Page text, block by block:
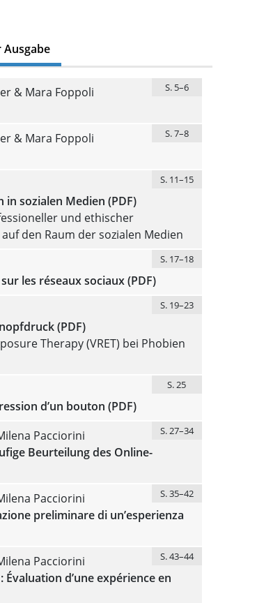
Ausgabe
& Mara Foppoli S. 5–6
& Mara Foppoli
S. 7–8
S. 11–15
sozialen Medien (PDF)
und ethischer
den Raum der sozialen Medien
S. 17–18
les réseaux sociaux (PDF)
S. 19–23
(PDF)
Therapy (VRET) bei Phobien
S. 25
d’un bouton (PDF)
Pacciorini
S. 27–34
Beurteilung des Online-
Pacciorini
S. 35–42
preliminare di un’esperienza
Pacciorini
S. 43–44
Évaluation d’une expérience en